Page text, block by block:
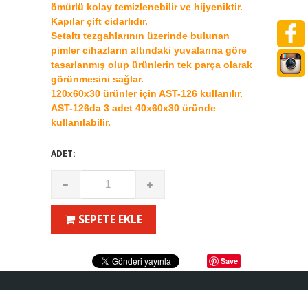
ömürlü kolay temizlenebilir ve hijyeniktir.
Kapılar çift cidarlıdır.
Setaltı tezgahlarının üzerinde bulunan
pimler cihazların altındaki yuvalarına göre
tasarlanmış olup ürünlerin tek parça olarak
görünmesini sağlar.
120x60x30 ürünler için AST-126 kullanılır.
AST-126da 3 adet 40x60x30 üründe
kullanılabilir.
ADET:
SEPETE EKLE
Save